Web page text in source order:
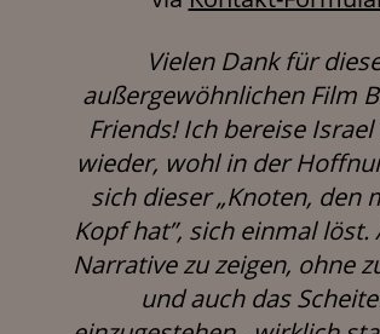
Vielen Dank für
außergewöhnlichen Film
Friends! Ich bereise
wieder, wohl in der
sich dieser „Knoten, den
Kopf hat”, sich einmal löst.
Narrative zu zeigen, ohne
und auch das